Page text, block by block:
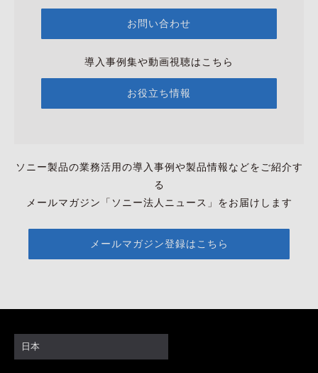
お問い合わせ
導入事例集や動画視聴はこちら
お役立ち情報
ソニー製品の業務活用の導入事例や製品情報などをご紹介す
る
メールマガジン「ソニー法人ニュース」をお届けします
メールマガジン登録はこちら
日本